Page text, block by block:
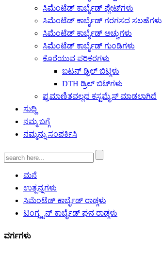
ಸಿಮೆಂಟೆಡ್ ಕಾರ್ಬೈಡ್ ಪ್ಲೇಟ್‌ಗಳು
ಸಿಮೆಂಟೆಡ್ ಕಾರ್ಬೈಡ್ ಗರಗಸದ ಸಲಹೆಗಳು
ಸಿಮೆಂಟೆಡ್ ಕಾರ್ಬೈಡ್ ಅಚ್ಚುಗಳು
ಸಿಮೆಂಟೆಡ್ ಕಾರ್ಬೈಡ್ ಗುಂಡಿಗಳು
ಕೊರೆಯುವ ಪರಿಕರಗಳು
ಬಟನ್ ಡ್ರಿಲ್ ಬಿಟ್ಗಳು
DTH ಡ್ರಿಲ್ ಬಿಟ್‌ಗಳು
ಪ್ರಮಾಣಿತವಲ್ಲದ ಕಸ್ಟಮೈಸ್ ಮಾಡಲಾಗಿದೆ
ಸುದ್ದಿ
ನಮ್ಮ ಬಗ್ಗೆ
ನಮ್ಮನ್ನು ಸಂಪರ್ಕಿಸಿ
ಮನೆ
ಉತ್ಪನ್ನಗಳು
ಸಿಮೆಂಟೆಡ್ ಕಾರ್ಬೈಡ್ ರಾಡ್ಗಳು
ಟಂಗ್ಸ್ಟನ್ ಕಾರ್ಬೈಡ್ ಘನ ರಾಡ್ಗಳು
ವರ್ಗಗಳು